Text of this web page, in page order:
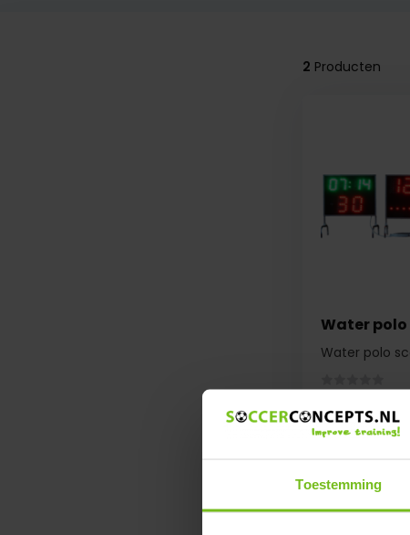
Toestemming
2 Producten
Water
Water polo
Vergelijk
€ 1.399,-